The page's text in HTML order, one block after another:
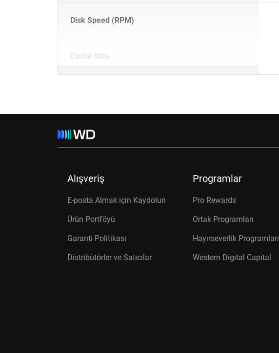
Disk Speed (RPM)
Cache Size
Alışveriş
E-posta Almak için Kaydolun
Ürün Portföyü
Garanti Politikası
Distribütörler ve Satıcılar
Programlar
Pro Rewards
Ortak Programları
Hayırseverlik Programları
Western Digital Capital